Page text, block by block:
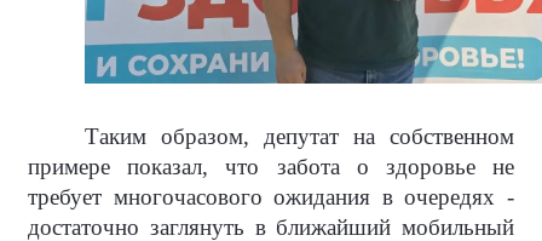
Таким образом, депутат на собственном
примере показал, что забота о здоровье не
требует многочасового ожидания в очередях -
достаточно заглянуть в ближайший мобильный